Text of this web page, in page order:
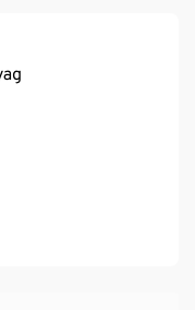
áll, rendkívül